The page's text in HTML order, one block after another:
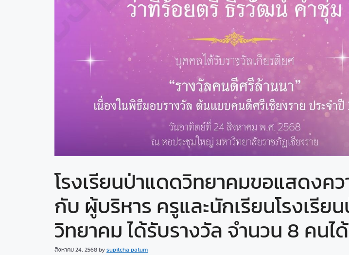
โรงเรียนป่าแดดวิทยาคมขอแสดงค
กับ ผู้บริหาร ครูและนักเรียนโรงเรีย
วิทยาคม ได้รับรางวัล จำนวน 8 คนไ
สิงหาคม 24, 2568bysupitcha patum